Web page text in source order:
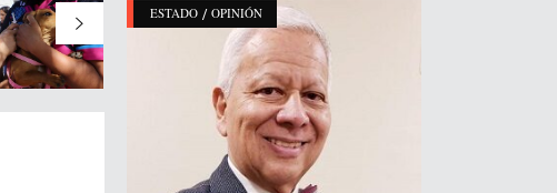
ESTADO / OPINIÓN